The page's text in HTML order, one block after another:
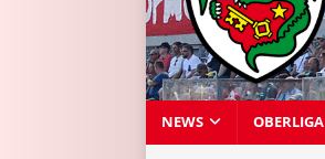
NEWS OBERLIGA